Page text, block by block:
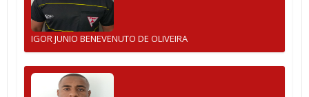
IGOR JUNIO BENEVENUTO DE OLIVEIRA